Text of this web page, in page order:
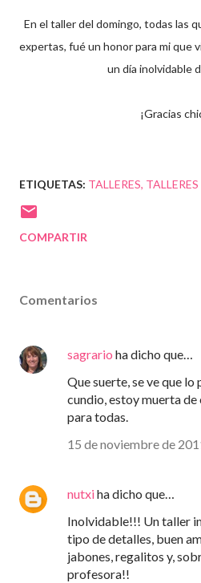
En el taller del domingo, todas las
expertas, fué un honor para mi que
un día inolvidable
¡Gracias
ETIQUETAS: TALLERES
COMPARTIR
Comentarios
sagrario ha dicho que…
Que suerte, se ve que lo
cundio, estoy muerta
para todas.
15 de noviembre de
nutxiha dicho que…
Inolvidable!!! Un taller
tipo de detalles, buen
jabones, regalitos y,
profesora!!